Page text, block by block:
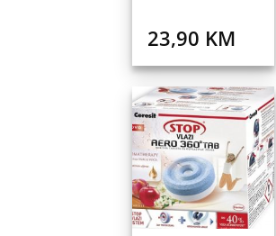
23,90 KM
Dodaj
na
listu
želja